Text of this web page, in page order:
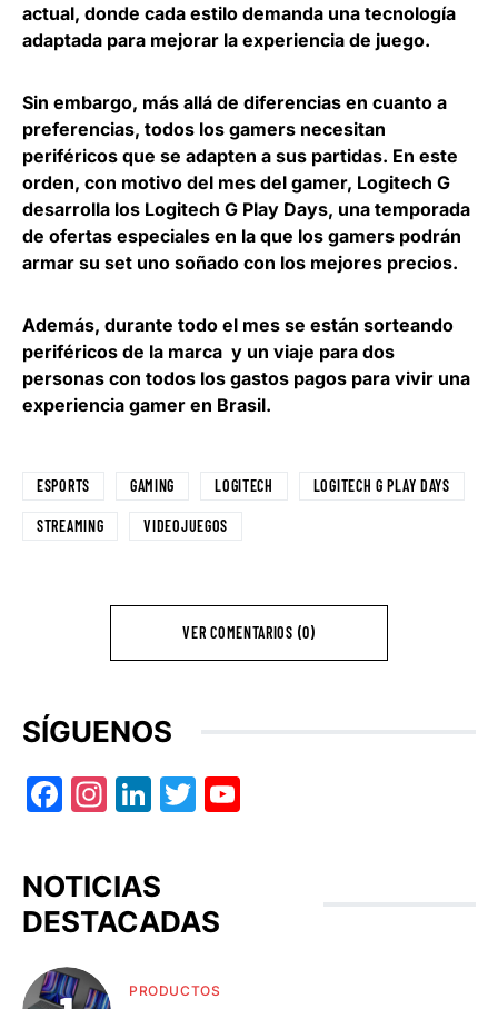
actual, donde cada estilo demanda una tecnología
adaptada para mejorar la experiencia de juego.
Sin embargo, más allá de diferencias en cuanto a
preferencias, todos los gamers necesitan
periféricos que se adapten a sus partidas. En este
orden, con motivo del mes del gamer, Logitech G
desarrolla los Logitech G Play Days, una temporada
de ofertas especiales en la que los gamers podrán
armar su set uno soñado con los mejores precios.
Además, durante todo el mes se están sorteando
periféricos de la marca y un viaje para dos
personas con todos los gastos pagos para vivir una
experiencia gamer en Brasil.
ESPORTS GAMING LOGITECH LOGITECH G PLAY DAYS
STREAMING VIDEOJUEGOS
VER COMENTARIOS (0)
SÍGUENOS
Facebook
Instagram
LinkedIn
Twitter
NOTICIAS
DESTACADAS
PRODUCTOS